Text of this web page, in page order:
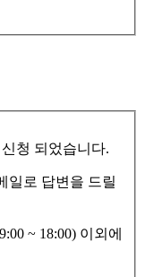
청 되었습니다.
일로 답변을 드릴
~ 18:00) 이외에